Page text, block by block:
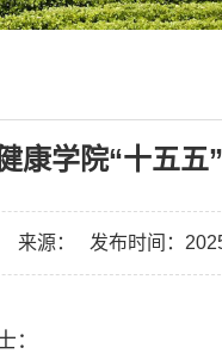
康学院“十五五
来源： 发布时间：
：